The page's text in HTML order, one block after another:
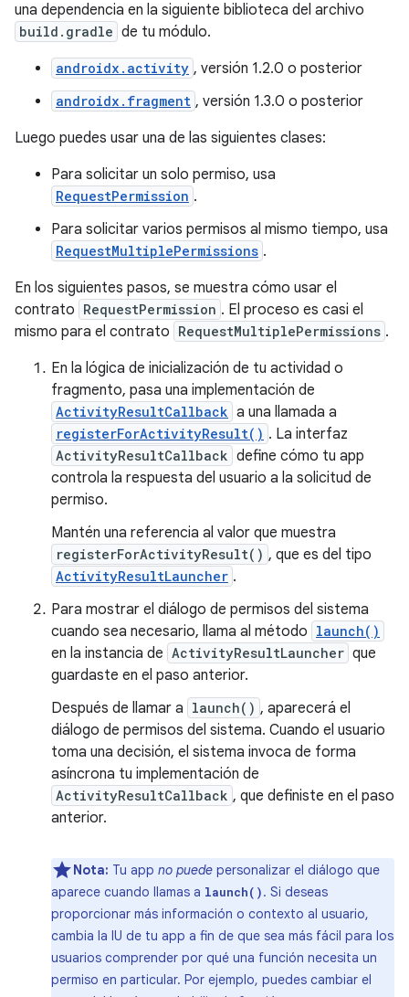
una dependencia en la siguiente biblioteca del archivo
build.gradle de tu módulo.
androidx.activity , versión 1.2.0 o posterior
androidx.fragment , versión 1.3.0 o posterior
Luego puedes usar una de las siguientes clases:
Para solicitar un solo permiso, usa
RequestPermission .
Para solicitar varios permisos al mismo tiempo, usa
RequestMultiplePermissions .
En los siguientes pasos, se muestra cómo usar el
contrato RequestPermission . El proceso es casi el
mismo para el contrato RequestMultiplePermissions .
En la lógica de inicialización de tu actividad o
fragmento, pasa una implementación de
ActivityResultCallback a una llamada a
registerForActivityResult() . La interfaz
ActivityResultCallback define cómo tu app
controla la respuesta del usuario a la solicitud de
permiso.
Mantén una referencia al valor que muestra
registerForActivityResult() , que es del tipo
ActivityResultLauncher .
Para mostrar el diálogo de permisos del sistema
cuando sea necesario, llama al método launch()
en la instancia de ActivityResultLauncher que
guardaste en el paso anterior.
Después de llamar a launch() , aparecerá el
diálogo de permisos del sistema. Cuando el usuario
toma una decisión, el sistema invoca de forma
asíncrona tu implementación de
ActivityResultCallback , que definiste en el paso
anterior.
Nota: Tu app no puede personalizar el diálogo que
aparece cuando llamas a launch(). Si deseas
proporcionar más información o contexto al usuario,
cambia la IU de tu app a fin de que sea más fácil para los
usuarios comprender por qué una función necesita un
permiso en particular. Por ejemplo, puedes cambiar el